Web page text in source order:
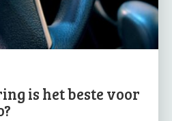
is het beste voor